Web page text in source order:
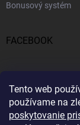
Tento web
používame na
poskytovanie
Bonusový systém
FACEBOOK
PRIJÍMAME